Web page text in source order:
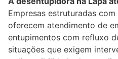
Empresas estruturadas
oferecem atendimento de
entupimentos com refluxo
situações que exigem